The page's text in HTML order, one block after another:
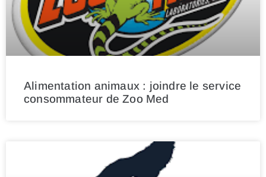
Alimentation animaux : joindre le service
consommateur de Zoo Med